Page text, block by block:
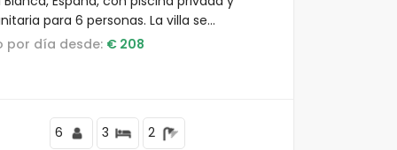
para 6 personas. La villa se
en un complejo, cerca de
por día desde: € 208
6 3 2